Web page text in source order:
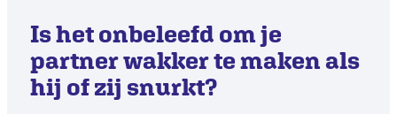
Is het onbeleefd om je
partner wakker te maken als
hij of zij snurkt?